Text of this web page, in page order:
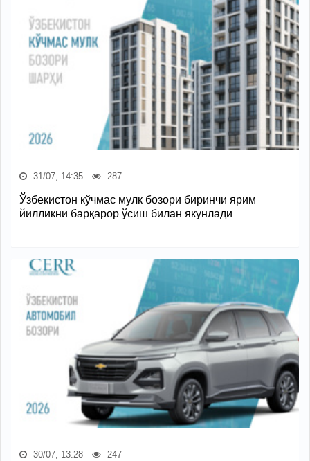
31/07, 14:35 287
Ўзбекистон кўчмас мулк бозори биринчи ярим
йилликни барқарор ўсиш билан якунлади
30/07, 13:28 247